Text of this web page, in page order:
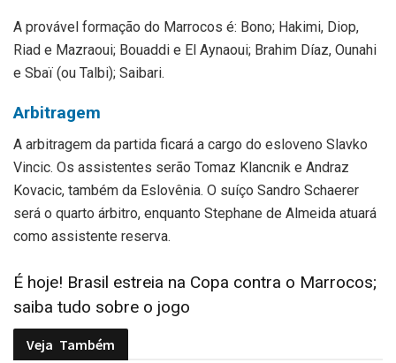
A provável formação do Marrocos é: Bono; Hakimi, Diop,
Riad e Mazraoui; Bouaddi e El Aynaoui; Brahim Díaz, Ounahi
e Sbaï (ou Talbi); Saibari.
Arbitragem
A arbitragem da partida ficará a cargo do esloveno Slavko
Vincic. Os assistentes serão Tomaz Klancnik e Andraz
Kovacic, também da Eslovênia. O suíço Sandro Schaerer
será o quarto árbitro, enquanto Stephane de Almeida atuará
como assistente reserva.
É hoje! Brasil estreia na Copa contra o Marrocos;
saiba tudo sobre o jogo
Veja Também